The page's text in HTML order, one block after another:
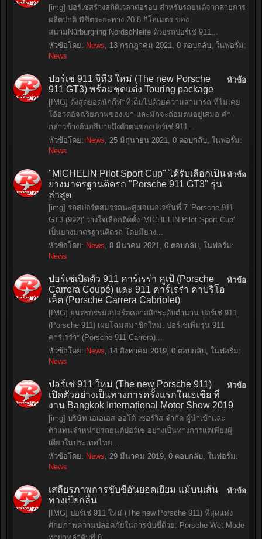
[img] ปอร์เช่สร้างสถิติเวลาต่อรอบ สำหรับรถยนต์จากสายการ
ผลิตปกติ พิชิตระยะทาง 20.8 กิโลเมตร ของ
สนามNürburgring Nordschleife ด้วยรถปอร์เช่ 911...
หัวข้อโดย: News, 13 กรกฎาคม 2021, 0 ตอบกลับ, ในฟอรั่ม:
News
หัวข้อ
ปอร์เช่ 911 จีที3 ใหม่ (The new Porsche
911 GT3) พร้อมชุดแต่ง Touring package
[IMG] ดั่งสุดยอดนักกีฬาที่เต็มไปด้วยความสามารถ ที่ไม่เคย
โอ้อวดอัจฉริยภาพของเขา และมักจะถ่อมตนอยู่เสมอ คำ
กล่าวข้างต้นอธิบายถึงตัวตนของปอร์เช่ 911...
หัวข้อโดย: News, 25 มิถุนายน 2021, 0 ตอบกลับ, ในฟอรั่ม:
News
หัวข้อ
"MICHELIN Pilot Sport Cup" ได้รับเลือกเป็น
ยางมาตรฐานติดรถ "Porsche 911 GT3" รุ่น
ล่าสุด
[img] รถสปอร์ตสมรรถนะสูงเจเนอเรชั่นที่ 7 'Porsche 911
GT3 (992)' วางใจเลือกติดตั้ง 'MICHELIN Pilot Sport Cup'
เป็นยางมาตรฐานติดรถ โดยมียาง...
หัวข้อโดย: News, 8 มีนาคม 2021, 0 ตอบกลับ, ในฟอรั่ม:
News
หัวข้อ
ปอร์เช่เปิดตัว 911 คาร์เรร่า คูเป้ (Porsche
Carrera Coupé) และ 911 คาร์เรร่า คาบริโอ
เล็ต (Porsche Carrera Cabriolet)
[IMG] ยนตรกรรมสปอร์ตคลาสสิกระดับตำนาน ปอร์เช่ 911
(Porsche 911) เผยโฉมสมาชิกใหม่: ปอร์เช่เพิ่มรุ่น 911
คาร์เรร่า* (Porsche 911 Carrera)...
หัวข้อโดย: News, 14 สิงหาคม 2019, 0 ตอบกลับ, ในฟอรั่ม:
News
หัวข้อ
ปอร์เช่ 911 ใหม่ (The new Porsche 911)
เปิดตัวอย่างเป็นทางการครั้งแรกในเอเชีย ที่
งาน Bangkok International Motor Show 2019
[img] บริษัท เอเอเอส ออโต้ เซอร์วิส จำกัด ผู้นำเข้าและ
ตัวแทนจำหน่ายรถยนต์ปอร์เช่ อย่างเป็นทางการแต่เพียงผู้
เดียวในประเทศไทย...
หัวข้อโดย: News, 29 มีนาคม 2019, 0 ตอบกลับ, ในฟอรั่ม:
News
หัวข้อ
เสถียรภาพการขับขี่อันยอดเยี่ยม แม้บนเส้น
ทางเปียกลื่น
[IMG] ปอร์เช่ 911 ใหม่ (The new Porsche 911) ที่สุดแห่ง
ศักยภาพความปลอดภัยในการขับขี่ด้วย: Porsche Wet Mode